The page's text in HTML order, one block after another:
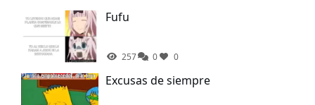
Fufu
257 0 0
Excusas de siempre